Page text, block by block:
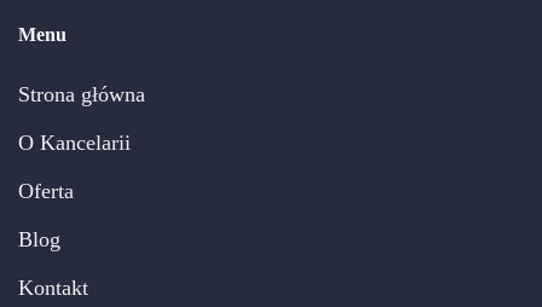
Menu
Strona główna
O Kancelarii
Oferta
Blog
Kontakt